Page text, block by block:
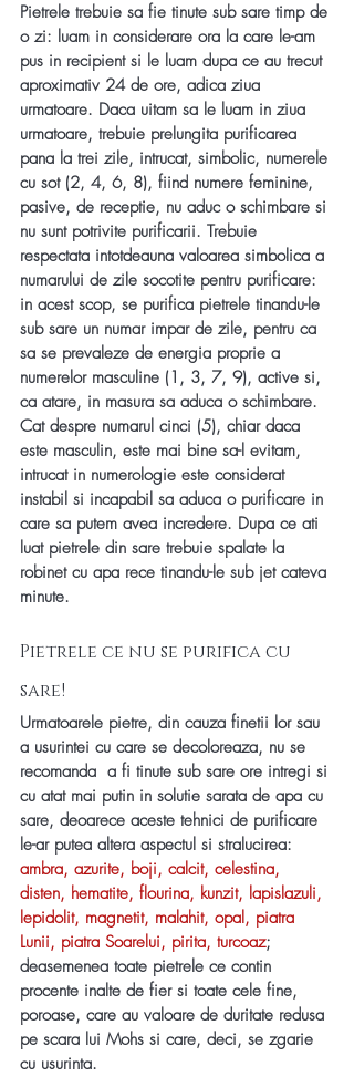
Pietrele trebuie sa fie tinute sub sare timp de
o zi: luam in considerare ora la care le-am
pus in recipient si le luam dupa ce au trecut
aproximativ 24 de ore, adica ziua
urmatoare. Daca uitam sa le luam in ziua
urmatoare, trebuie prelungita purificarea
pana la trei zile, intrucat, simbolic, numerele
cu sot (2, 4, 6, 8), fiind numere feminine,
pasive, de receptie, nu aduc o schimbare si
nu sunt potrivite purificarii. Trebuie
respectata intotdeauna valoarea simbolica a
numarului de zile socotite pentru purificare:
in acest scop, se purifica pietrele tinandu-le
sub sare un numar impar de zile, pentru ca
sa se prevaleze de energia proprie a
numerelor masculine (1, 3, 7, 9), active si,
ca atare, in masura sa aduca o schimbare.
Cat despre numarul cinci (5), chiar daca
este masculin, este mai bine sa-l evitam,
intrucat in numerologie este considerat
instabil si incapabil sa aduca o purificare in
care sa putem avea incredere. Dupa ce ati
luat pietrele din sare trebuie spalate la
robinet cu apa rece tinandu-le sub jet cateva
minute.
Pietrele ce nu se purifica cu
sare!
Urmatoarele pietre, din cauza finetii lor sau
a usurintei cu care se decoloreaza, nu se
recomanda  a fi tinute sub sare ore intregi si
cu atat mai putin in solutie sarata de apa cu
sare, deoarece aceste tehnici de purificare
le-ar putea altera aspectul si stralucirea:
ambra, azurite, boji, calcit, celestina,
disten, hematite, flourina, kunzit, lapislazuli,
lepidolit, magnetit, malahit, opal, piatra
Lunii, piatra Soarelui, pirita, turcoaz;
deasemenea toate pietrele ce contin
procente inalte de fier si toate cele fine,
poroase, care au valoare de duritate redusa
pe scara lui Mohs si care, deci, se zgarie
cu usurinta.